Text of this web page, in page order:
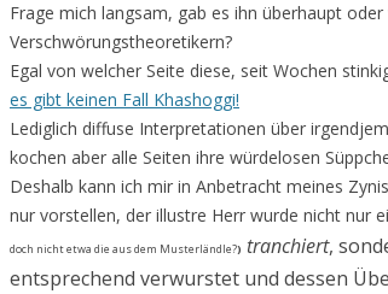
Frage mich langsam, gab es ihn überhaupt
Verschwörungstheoretikern?
Egal von welcher Seite diese, seit Wochen
es gibt keinen Fall Khashoggi!
Lediglich diffuse Interpretationen über
kochen aber alle Seiten ihre würdelosen
Deshalb kann ich mir in Anbetracht meines
nur vorstellen, der illustre Herr wurde nicht nur
doch nicht etwa die aus dem Musterländle?) tranchiert,
entsprechend verwurstet und dessen